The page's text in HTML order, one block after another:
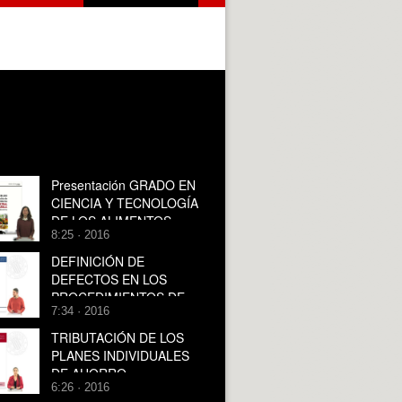
Presentación GRADO EN
CIENCIA Y TECNOLOGÍA
DE LOS ALIMENTOS
8:25 · 2016
DEFINICIÓN DE
DEFECTOS EN LOS
PROCEDIMIENTOS DE
INSPECCIÓN DE LA
PRODUCCIÓN
7:34 · 2016
TRIBUTACIÓN DE LOS
PLANES INDIVIDUALES
DE AHORRO
SISTEMÁTICO (PIAS) EN
6:26 · 2016